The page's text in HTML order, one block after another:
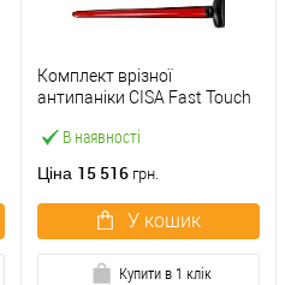
В наявності
Комплект врізної
антипаніки CISA Fast Touch
із замком та ручкою
Ціна 15 516 грн.
У кошик
Купити в 1 клік